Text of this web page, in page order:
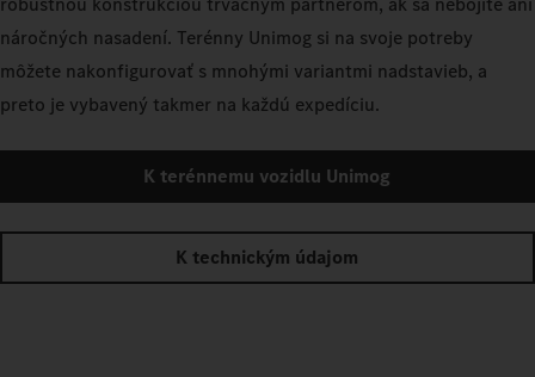
náročných nasadení. Terénny Unimog si na svoje potreby
môžete nakonfigurovať s mnohými variantmi nadstavieb, a
preto je vybavený takmer na každú expedíciu.
K terénnemu vozidlu Unimog
K technickým údajom